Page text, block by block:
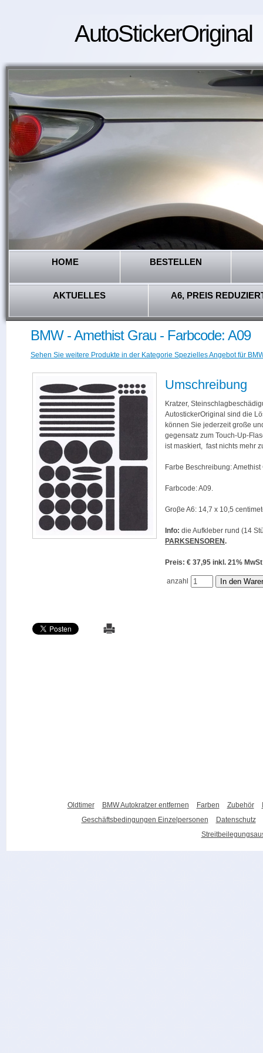
AutoStickerOriginal
HOME BESTELLEN
AKTUELLES A6, PREIS
BMW - Amethist Grau - Farbcode: A09
Sehen Sie weitere Produkte in der Kategorie Spezielles Angebot für
Umschreibung
Kratzer,
AutostickerOriginal sind die
können Sie jederzeit große
gegensatz zum Touch-Up-
ist maskiert, fast nichts mehr
Farbe Beschreibung: Amethist
Farbcode: A09.
Groβe A6: 14,7 x 10,5
Info: die Aufkleber rund (14
PARKSENSOREN.
Preis: € 37,95 inkl. 21%
anzahl
Oldtimer BMW Autokratzer entfernen Farben Zubehör
Geschäftsbedingungen Einzelpersonen
Datenschutz